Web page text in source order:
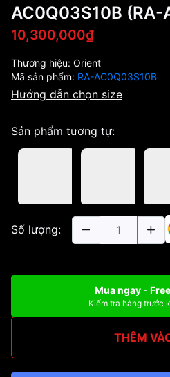
AC0Q03S10B
10,300,000₫
Thương hiệu: Orient
Mã sản phẩm: RA-AC0Q03S10B
Hướng dẫn chọn size
Sản phẩm tương tự:
Số lượng:
Mua ngay -
Kiểm tra hàng trước
THÊM